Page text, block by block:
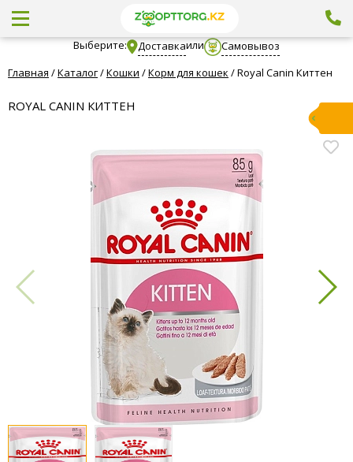
Выберите: Доставкаили
Самовывоз
Главная /Каталог/Кошки /Корм для кошек /Royal Canin Киттен
ROYAL CANIN КИТТЕН